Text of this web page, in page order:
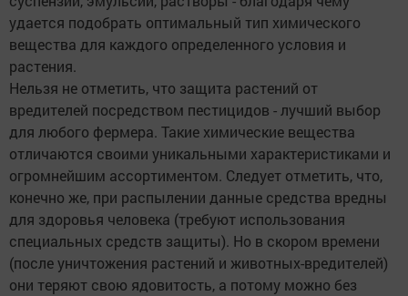
удается подобрать оптимальный тип химического
вещества для каждого определенного условия и
растения.
Нельзя не отметить, что защита растений от
вредителей посредством пестицидов - лучший выбор
для любого фермера. Такие химические вещества
отличаются своими уникальными характеристиками и
огромнейшим ассортиментом. Следует отметить, что,
конечно же, при распылении данные средства вредны
для здоровья человека (требуют использования
специальных средств защиты). Но в скором времени
(после уничтожения растений и животных-вредителей)
они теряют свою ядовитость, а потому можно без